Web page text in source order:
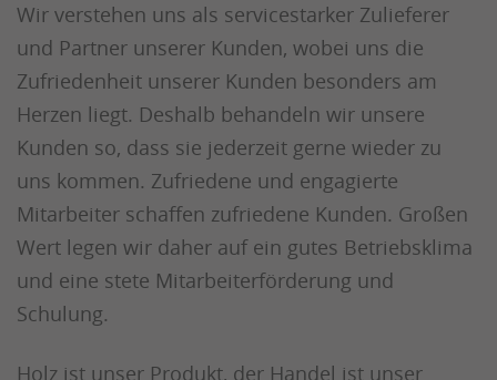
Wir verstehen uns als servicestarker Zulieferer
und Partner unserer Kunden, wobei uns die
Zufriedenheit unserer Kunden besonders am
Herzen liegt. Deshalb behandeln wir unsere
Kunden so, dass sie jederzeit gerne wieder zu
uns kommen. Zufriedene und engagierte
Mitarbeiter schaffen zufriedene Kunden. Großen
Wert legen wir daher auf ein gutes Betriebsklima
und eine stete Mitarbeiterförderung und
Schulung.
Holz ist unser Produkt, der Handel ist unser